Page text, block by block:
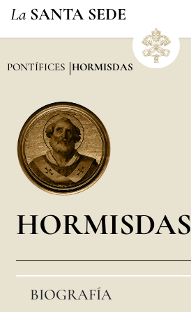
La SANTA SEDE
PONTÍFICES HORMISDAS
HORMISDAS
BIOGRAFÍA